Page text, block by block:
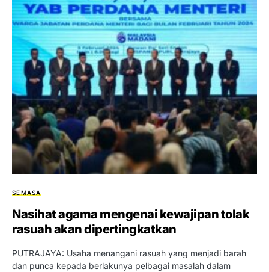
SEMASA
Nasihat agama mengenai kewajipan tolak
rasuah akan dipertingkatkan
PUTRAJAYA: Usaha menangani rasuah yang menjadi barah
dan punca kepada berlakunya pelbagai masalah dalam